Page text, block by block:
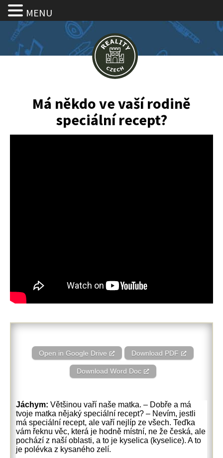
Má někdo ve vaší rodině
speciální recept?
Open in Google Drive Download PDF
Download Word Doc
Jáchym:Většinou vaří naše matka. – Dobře a má
tvoje matka nějaký speciální recept? – Nevím, jestli
má speciální recept, ale vaří nejlíp ze všech. Teďka
vám řeknu věc, která je hodně místní, ne že česká, ale
pochází z naší oblasti, a to je kyselica (kyselice). A to
je polévka z kysaného zelí.
MENU